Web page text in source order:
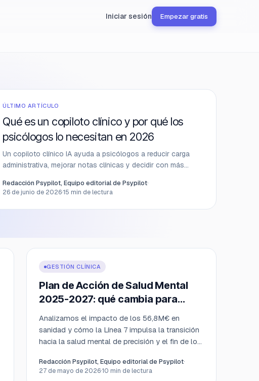
Iniciar sesión Empezar gratis
ÚLTIMO ARTÍCULO
Qué es un copiloto clínico y por qué los
psicólogos lo necesitan en 2026
Un copiloto clínico IA ayuda a psicólogos a reducir carga
administrativa, mejorar notas clínicas y decidir con más
Redacción Psypilot, Equipo editorial de Psypilot·
26 de junio de 2026·15 min de lectura
GESTIÓN CLÍNICA
Plan de Acción de Salud Mental
2025-2027: qué cambia para
psicólogos y clínicas
Analizamos el impacto de los 56,8M€ en
sanidad y cómo la Línea 7 impulsa la transición
hacia la salud mental de precisión y el fin de los
Redacción Psypilot, Equipo editorial de Psypilot·
27 de mayo de 2026·10 min de lectura